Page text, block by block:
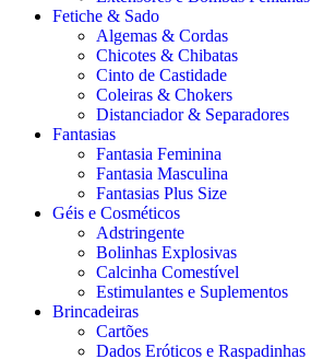
Fetiche & Sado
Algemas & Cordas
Chicotes & Chibatas
Cinto de Castidade
Coleiras & Chokers
Distanciador & Separadores
Fantasias
Fantasia Feminina
Fantasia Masculina
Fantasias Plus Size
Géis e Cosméticos
Adstringente
Bolinhas Explosivas
Calcinha Comestível
Estimulantes e Suplementos
Brincadeiras
Cartões
Dados Eróticos e Raspadinhas